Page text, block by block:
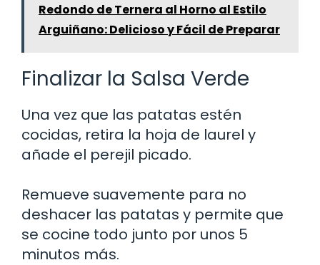
Redondo de Ternera al Horno al Estilo
Arguiñano: Delicioso y Fácil de Preparar
Finalizar la Salsa Verde
Una vez que las patatas estén
cocidas, retira la hoja de laurel y
añade el perejil picado.
Remueve suavemente para no
deshacer las patatas y permite que
se cocine todo junto por unos 5
minutos más.